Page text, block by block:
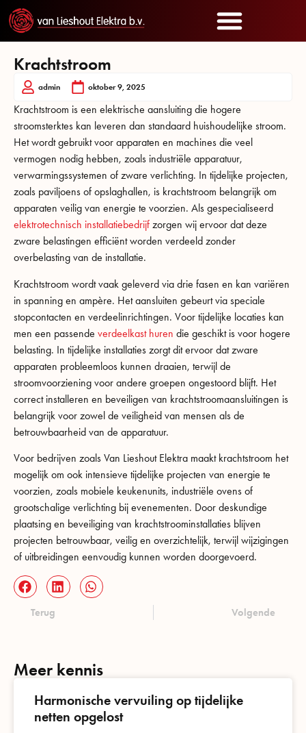
Krachtstroom
admin oktober 9, 2025
Krachtstroom is een elektrische aansluiting die hogere
stroomsterktes kan leveren dan standaard huishoudelijke stroom.
Het wordt gebruikt voor apparaten en machines die veel
vermogen nodig hebben, zoals industriële apparatuur,
verwarmingssystemen of zware verlichting. In tijdelijke projecten,
zoals paviljoens of opslaghallen, is krachtstroom belangrijk om
apparaten veilig van energie te voorzien. Als gespecialiseerd
elektrotechnisch installatiebedrijf zorgen wij ervoor dat deze
zware belastingen efficiënt worden verdeeld zonder
overbelasting van de installatie.
Krachtstroom wordt vaak geleverd via drie fasen en kan variëren
in spanning en ampère. Het aansluiten gebeurt via speciale
stopcontacten en verdeelinrichtingen. Voor tijdelijke locaties kan
men een passende verdeelkast huren die geschikt is voor hogere
belasting. In tijdelijke installaties zorgt dit ervoor dat zware
apparaten probleemloos kunnen draaien, terwijl de
stroomvoorziening voor andere groepen ongestoord blijft. Het
correct installeren en beveiligen van krachtstroomaansluitingen is
belangrijk voor zowel de veiligheid van mensen als de
betrouwbaarheid van de apparatuur.
Voor bedrijven zoals Van Lieshout Elektra maakt krachtstroom het
mogelijk om ook intensieve tijdelijke projecten van energie te
voorzien, zoals mobiele keukenunits, industriële ovens of
grootschalige verlichting bij evenementen. Door deskundige
plaatsing en beveiliging van krachtstroominstallaties blijven
projecten betrouwbaar, veilig en overzichtelijk, terwijl wijzigingen
of uitbreidingen eenvoudig kunnen worden doorgevoerd.
Terug Volgende
Meer kennis
Harmonische vervuiling op tijdelijke
netten opgelost